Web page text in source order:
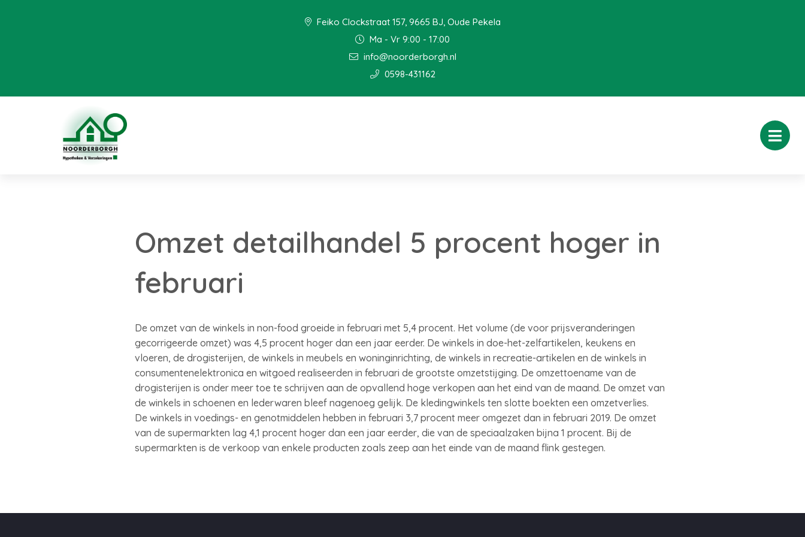
Feiko Clockstraat 157, 9665 BJ, Oude Pekela
Ma - Vr 9:00 - 17:00
info@noorderborgh.nl
0598-431162
Omzet detailhandel 5 procent hoger in
februari
De omzet van de winkels in non-food groeide in februari met 5,4 procent. Het volume (de voor prijsveranderingen
gecorrigeerde omzet) was 4,5 procent hoger dan een jaar eerder. De winkels in doe-het-zelfartikelen, keukens en
vloeren, de drogisterijen, de winkels in meubels en woninginrichting, de winkels in recreatie-artikelen en de winkels in
consumentenelektronica en witgoed realiseerden in februari de grootste omzetstijging. De omzettoename van de
drogisterijen is onder meer toe te schrijven aan de opvallend hoge verkopen aan het eind van de maand. De omzet van
de winkels in schoenen en lederwaren bleef nagenoeg gelijk. De kledingwinkels ten slotte boekten een omzetverlies.
De winkels in voedings- en genotmiddelen hebben in februari 3,7 procent meer omgezet dan in februari 2019. De omzet
van de supermarkten lag 4,1 procent hoger dan een jaar eerder, die van de speciaalzaken bijna 1 procent. Bij de
supermarkten is de verkoop van enkele producten zoals zeep aan het einde van de maand flink gestegen.